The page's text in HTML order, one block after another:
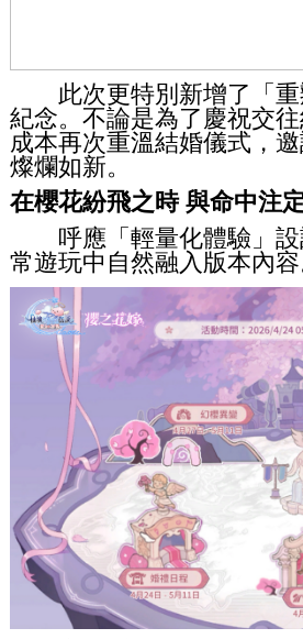
此次更特別新增了「重
紀念。不論是為了慶祝交
成本再次重溫結婚儀式，
燦爛如新。
在櫻花紛飛之時 與命中注
呼應「輕量化體驗」設
常遊玩中自然融入版本內